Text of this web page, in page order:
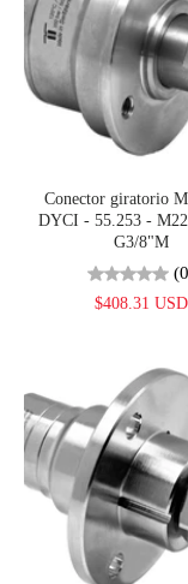
conductos, arañas
acceso y
Conector giratorio
DYCI - 55.253 -
G3/8"M
$408.31 USD